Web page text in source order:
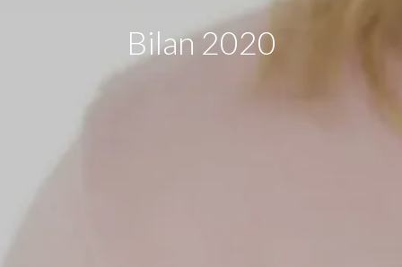
Bilan 2020